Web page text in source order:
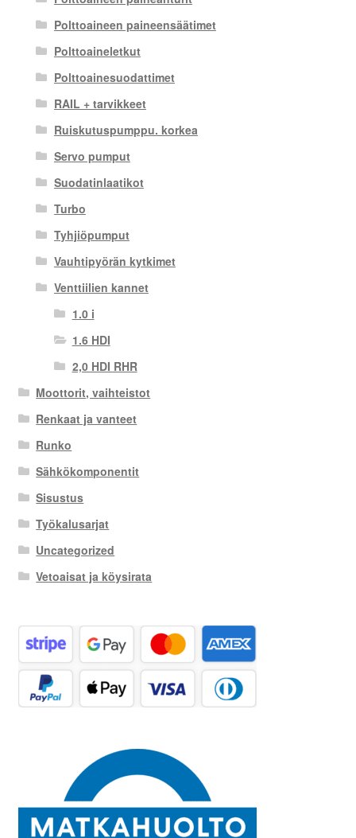
Polttoaineen paineensäätimet
Polttoaineletkut
Polttoainesuodattimet
RAIL + tarvikkeet
Ruiskutuspumppu. korkea
Servo pumput
Suodatinlaatikot
Turbo
Tyhjiöpumput
Vauhtipyörän kytkimet
Venttiilien kannet
1.0 i
1.6 HDI
2,0 HDI RHR
Moottorit, vaihteistot
Renkaat ja vanteet
Runko
Sähkökomponentit
Sisustus
Työkalusarjat
Uncategorized
Vetoaisat ja köysirata